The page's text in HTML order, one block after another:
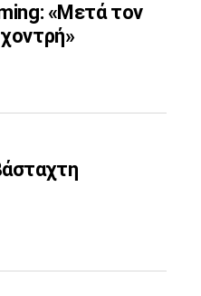
«Μετά τον